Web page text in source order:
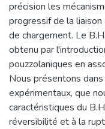
précision les
progressif de la
de chargement. Le
obtenu par
pouzzolaniques en
Nous présentons
expérimentaux, que
caractéristiques du
réversibilité et à la